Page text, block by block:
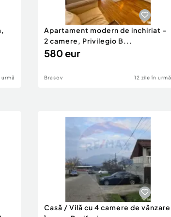
open-space: aprox. 55 mp
tehnica
si exteriorul
de baie proprie si dressing
urmă
Apartament modern de inchiriat –
2 camere, Privilegio B...
580 eur
Brasov 12 zile în urmă
Casă / Vilă cu 4 camere de vânzare